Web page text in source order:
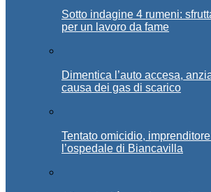
Sotto indagine 4 rumeni:
per un lavoro da fame
Dimentica l’auto accesa,
causa dei gas di scarico
Tentato omicidio,
l’ospedale di Biancavilla